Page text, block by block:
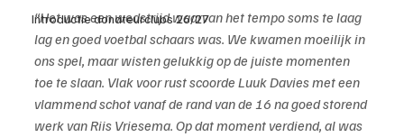
Introductie donateurclubs 26/27
“Het was een wedstrijd waarvan het tempo soms te laag
lag en goed voetbal schaars was. We kwamen moeilijk in
ons spel, maar wisten gelukkig op de juiste momenten
toe te slaan. Vlak voor rust scoorde Luuk Davies met een
vlammend schot vanaf de rand van de 16 na goed storend
werk van Riis Vriesema. Op dat moment verdiend, al was